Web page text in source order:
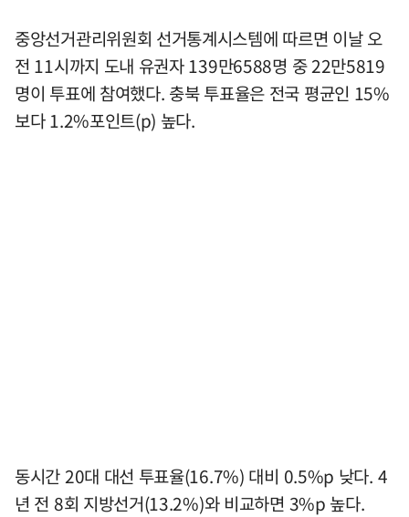
중앙선거관리위원회 선거통계시스템에 따르면 이날 오
전 11시까지 도내 유권자 139만6588명 중 22만5819
명이 투표에 참여했다. 충북 투표율은 전국 평균인 15%
보다 1.2%포인트(p) 높다.
동시간 20대 대선 투표율(16.7%) 대비 0.5%p 낮다. 4
년 전 8회 지방선거(13.2%)와 비교하면 3%p 높다.